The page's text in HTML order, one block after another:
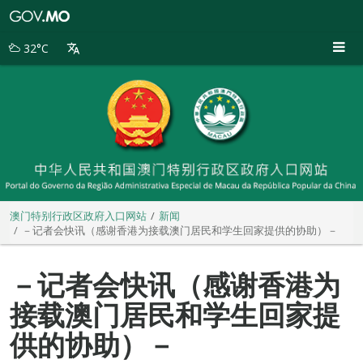
别
32°C
澳门特别行政区政府入口网站
新闻
－记者会快讯（感谢香港为接载澳门居民和学生回家提供的协助）－
－记者会快讯（感谢香港为
接载澳门居民和学生回家提
供的协助）－